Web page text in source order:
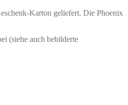
Karton geliefert. Die Phoenix
(siehe auch bebilderte